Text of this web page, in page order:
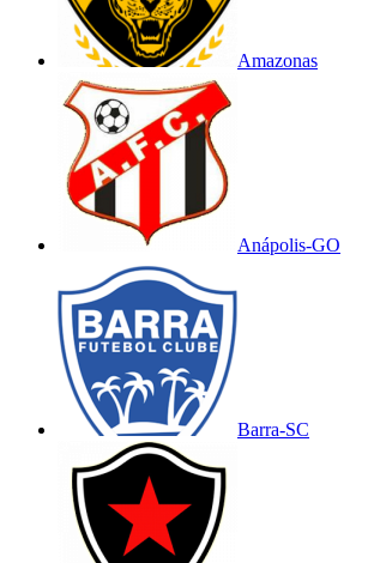
Amazonas
Anápolis-GO
Barra-SC